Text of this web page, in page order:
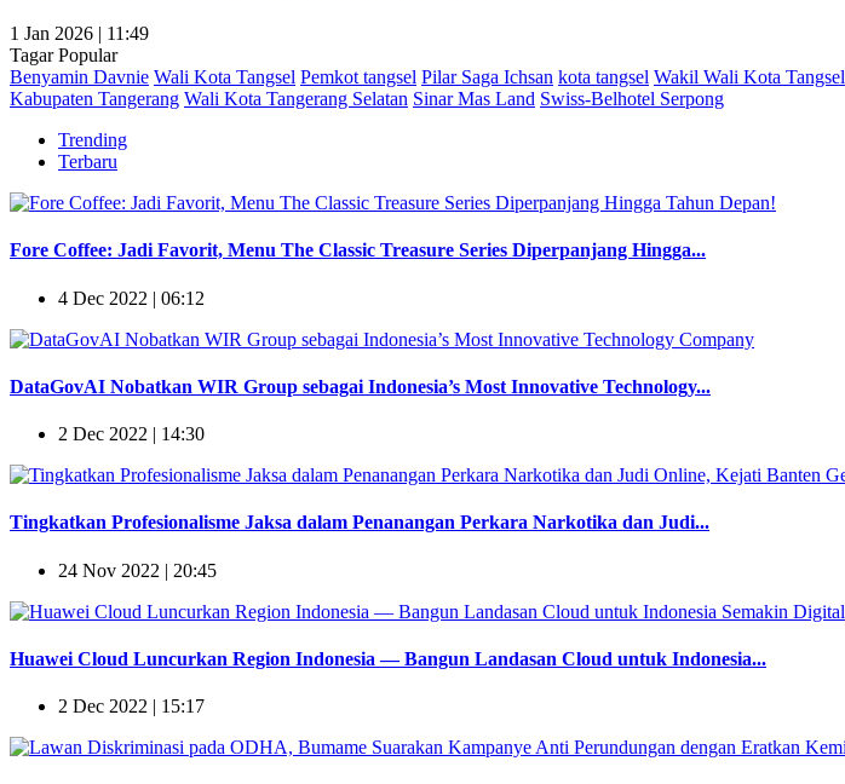
1 Jan 2026 | 11:49
Tagar Popular
Benyamin Davnie Wali Kota Tangsel Pemkot tangsel Pilar Saga Ichsan kota tangsel Wakil Wali Kota Tangsel
Kabupaten Tangerang Wali Kota Tangerang Selatan Sinar Mas Land Swiss-Belhotel Serpong
Trending
Terbaru
Fore Coffee: Jadi Favorit, Menu The Classic Treasure Series Diperpanjang Hingga...
4 Dec 2022 | 06:12
DataGovAI Nobatkan WIR Group sebagai Indonesia’s Most Innovative Technology...
2 Dec 2022 | 14:30
Tingkatkan Profesionalisme Jaksa dalam Penanangan Perkara Narkotika dan Judi...
24 Nov 2022 | 20:45
Huawei Cloud Luncurkan Region Indonesia — Bangun Landasan Cloud untuk Indonesia...
2 Dec 2022 | 15:17